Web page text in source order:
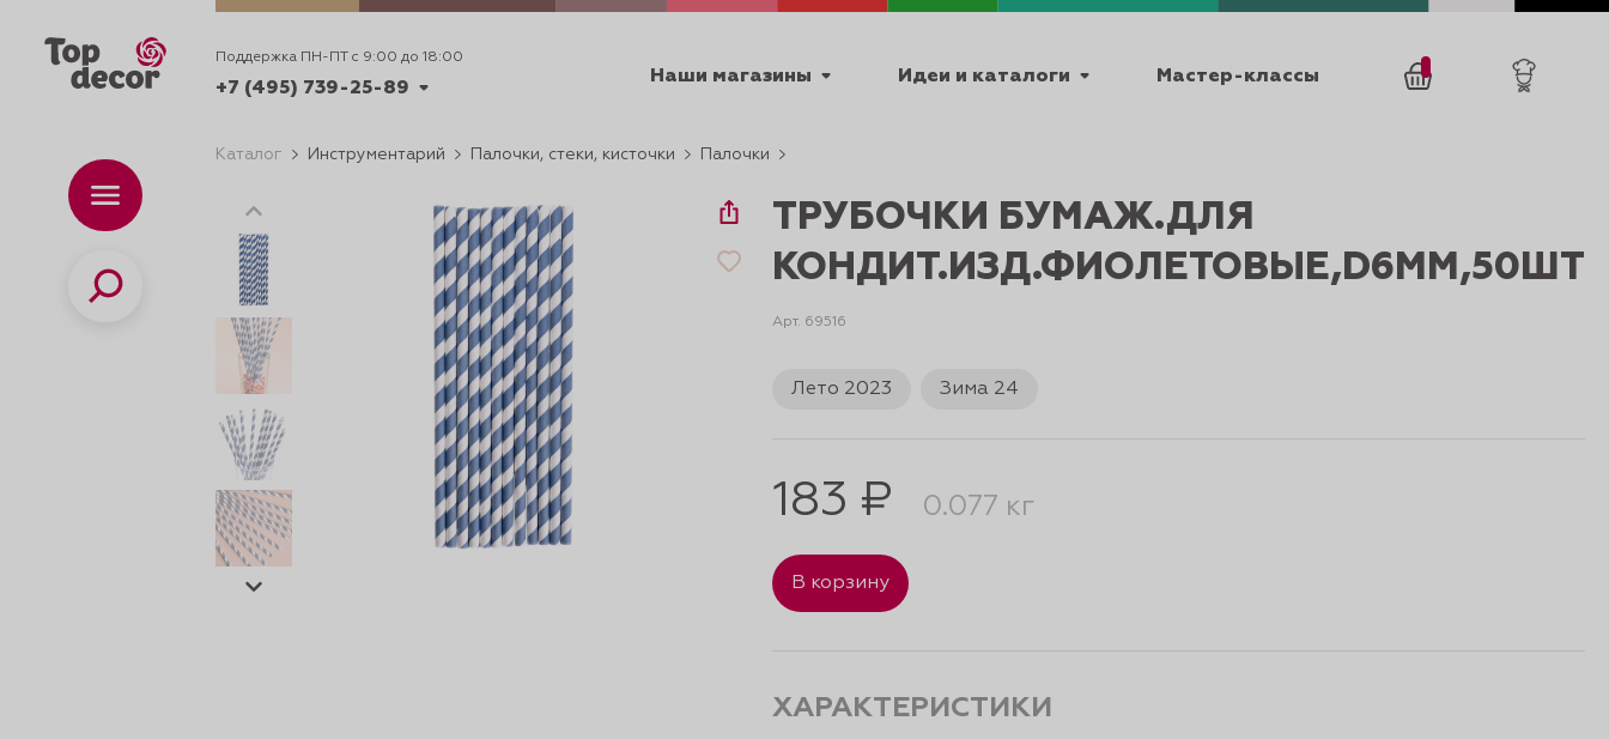
Поддержка ПН-ПТ с 9:00 до 18:00
+7 (495) 739-25-89
+7 (495) 739-25-89
ПН-ПТ с 9:00 до 18:00
Наши магазины Идеи и каталоги
ДЕКОРИРОВАНИЯ ПАСХА 2025
Мастер-классы
Каталог
Поиск
Каталог Инструментарий Палочки, стеки, кисточки Палочки
ТРУБОЧКИ БУМАЖ.ДЛЯ
КОНДИТ.ИЗД.ФИОЛЕТОВЫЕ,D6ММ,50ШТ
Арт. 69516
Лето 2023 Зима 24
183 ₽
В корзину
0.077 кг
ХАРАКТЕРИСТИКИ